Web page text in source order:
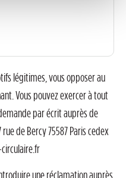
légitimes, vous opposer au
Vous pouvez exercer à tout
par écrit auprès de
de Bercy 75587 Paris cedex
une réclamation auprès